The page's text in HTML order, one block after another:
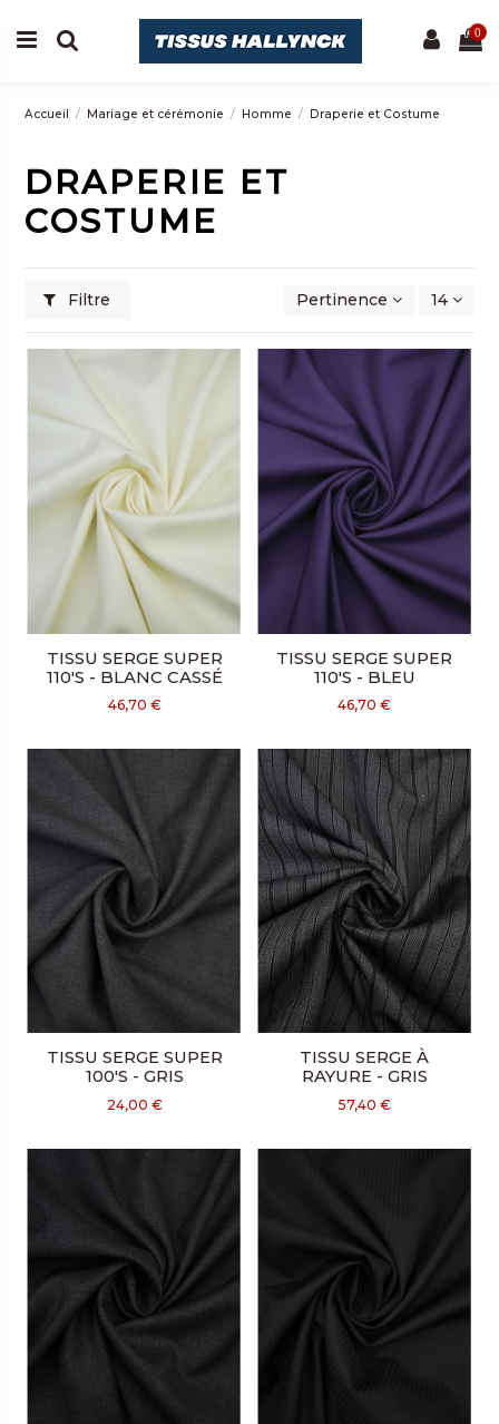
0
Accueil Mariage et cérémonie Homme Draperie et Costume
DRAPERIE ET
COSTUME
Filtre Pertinence 14
TISSU SERGE SUPER
110'S - BLANC CASSÉ
46,70 €
TISSU SERGE SUPER
110'S - BLEU
46,70 €
TISSU SERGE SUPER
100'S - GRIS
24,00 €
TISSU SERGE À
RAYURE - GRIS
57,40 €